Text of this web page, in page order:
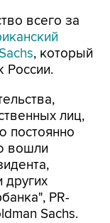
всего за
, который
России.
лиц,
постоянно
вошли
PR-
Sachs.